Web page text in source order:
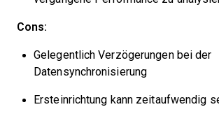
Cons:
Gelegentlich Verzögerungen bei der
Datensynchronisierung
Ersteinrichtung kann zeitaufwendig